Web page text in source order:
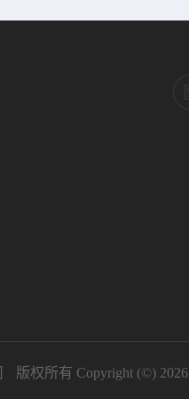
版权所有 Copyright (©) 2026